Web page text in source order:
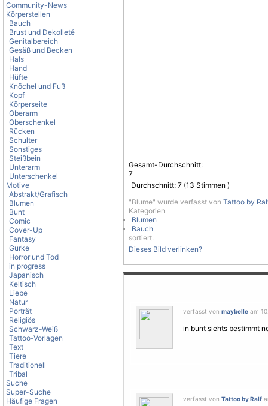
Community-News
Körperstellen
Bauch
Brust und Dekolleté
Genitalbereich
Gesäß und Becken
Hals
Hand
Hüfte
Knöchel und Fuß
Kopf
Körperseite
Oberarm
Oberschenkel
Rücken
Schulter
Sonstiges
Steißbein
Unterarm
Unterschenkel
Motive
Abstrakt/Grafisch
Blumen
Bunt
Comic
Cover-Up
Fantasy
Gurke
Horror und Tod
in progress
Japanisch
Keltisch
Liebe
Natur
Porträt
Religiös
Schwarz-Weiß
Tattoo-Vorlagen
Text
Tiere
Traditionell
Tribal
Suche
Super-Suche
Häufige Fragen
Gesamt-Durchschnitt:
7
Durchschnitt: 7 (13 Stimmen )
"Blume" wurde verfasst von Tattoo by
Kategorien
Blumen
Bauch
sortiert.
Dieses Bild verlinken?
verfasst von maybelle am
in bunt siehts bestimmt
verfasst von Tattoo by Ralf